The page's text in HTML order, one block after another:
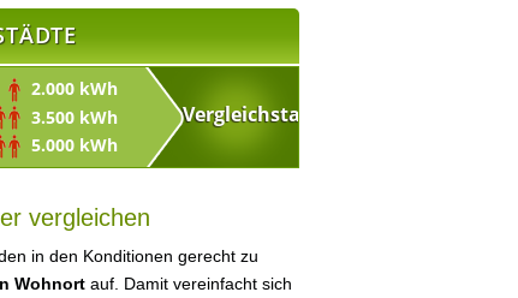
2.000 kWh
3.500 kWh
5.000 kWh
vergleichen
in den Konditionen gerecht zu
Wohnort auf. Damit vereinfacht sich